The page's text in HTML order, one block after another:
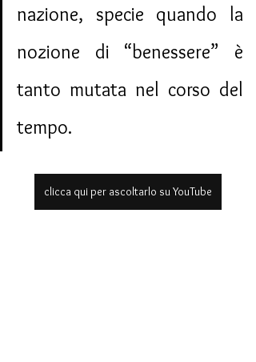
nazione, specie quando la
nozione di “benessere” è
tanto mutata nel corso del
tempo.
clicca qui per ascoltarlo su YouTube